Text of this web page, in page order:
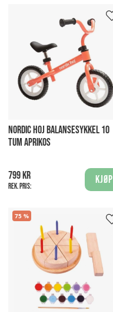
NORDIC HOJ BALANSESYKKEL 10
TUM APRIKOS
799 kr
Rek. pris:
Kjøp
75